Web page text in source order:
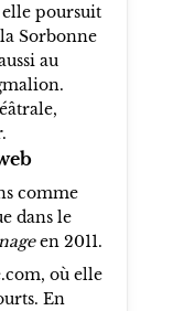
poursuit
Sorbonne
au
comme
dans le
en 2011.
où elle
En